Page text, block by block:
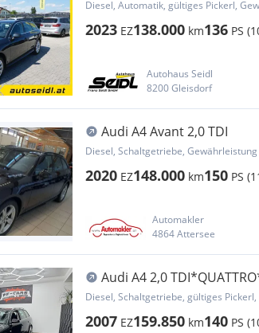
*2023er!+LED+NAVI*
Diesel, Automatik, gültiges Pickerl,
2023 EZ138.000 km136 PS
Autohaus Seidl
8200 Gleisdorf
Audi A4 Avant 2,0 TDI
Diesel, Schaltgetriebe, Gewährleistung
2020 EZ148.000 km150 PS
Automakler
4864 Attersee
Audi A4 2,0
NEU*Zahn...
Diesel, Schaltgetriebe, gültiges
2007 EZ159.850 km140 PS